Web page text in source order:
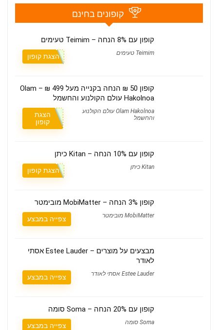
קופונים בחינם
קופון עם 8% הנחה – Teimim טעימים
Teimim טעימים הצגת קופון
קופון 50 ₪ הנחה בקנייה מעל 499 ₪ – Olam
Hakolnoa עולם הקולנוע והחשמל
Olam Hakolnoa עולם הקולנוע
והחשמל
הצגת
קופון
קופון עם 10% הנחה – Kitan כיתן
Kitan כיתן הצגת קופון
קופון 3% הנחה – MobiMatter מובימטר
MobiMatter מובימטר צפייה במבצע
מבצעים על מוצרים – Estee Lauder אסתי
לאודר
Estee Lauder אסתי לאודר צפייה במבצע
קופון עם 20% הנחה – Soma סומה
Soma סומה צפייה במבצע